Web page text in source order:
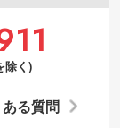
除く)
ある質問